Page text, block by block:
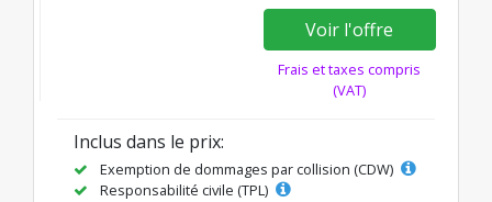
Voir l'offre
Frais et taxes compris
(VAT)
Inclus dans le prix:
Exemption de dommages par collision (CDW)
Responsabilité civile (TPL)